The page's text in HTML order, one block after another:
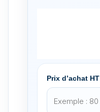
Prix d’achat HT